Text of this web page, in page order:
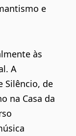
e
às
A
Silêncio, de
na Casa da